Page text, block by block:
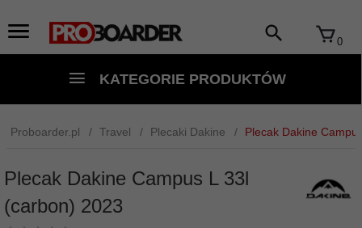
0
KATEGORIE PRODUKTÓW
Proboarder.pl Travel Plecaki Dakine Plecak Dakine
Plecak Dakine Campus L 33l
(carbon) 2023